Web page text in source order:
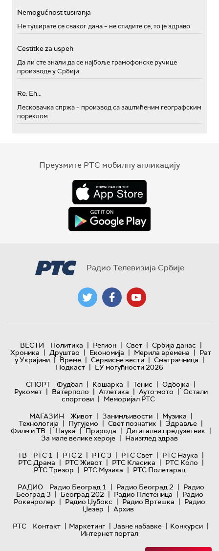
Nemogućnost tusiranja
Не туширате се сваког дана – не стидите се, то је здраво
Cestitke za uspeh
Да ли сте знали да се најбоље грамофонске ручице
производе у Србији
Re: Eh...
Лесковачка спржа – производ са заштићеним географским
пореклом
Преузмите РТС мобилну апликацију
Радио Телевизија Србије
ВЕСТИ Политика | Регион | Свет | Србија данас |
Хроника | Друштво | Економија | Мерила времена | Рат
у Украјини | Време | Сервисне вести | Сматрачница |
Подкаст | ЕУ могућности 2026
СПОРТ
Фудбал | Кошарка | Тенис | Одбојка |
Рукомет | Ватерполо | Атлетика | Ауто-мото | Остали
спортови | Меморијал РТС
МАГАЗИН
Живот | Занимљивости | Музика |
Технологијa | Путујемо | Свет познатих | Здравље |
Филм и ТВ | Наука | Природа | Дигитални предузетник |
За мале велике хероје | Наизглед здрав
ТВ
РТС 1 | РТС 2 | РТС 3 | РТС Свет | РТС Наука |
РТС Драма | РТС Живот | РТС Класика | РТС Коло |
РТС Трезор | РТС Музика | РТС Полетарац
РАДИО
Радио Београд 1 | Радио Београд 2 | Радио
Београд 3 | Београд 202 | Радио Плетеница | Радио
Рокенролер | Радио Џубокс | Радио Вртешка | Радио
Џезер | Архив
РТС
Контакт | Маркетинг | Јавне набавке | Конкурси |
Интернет портал